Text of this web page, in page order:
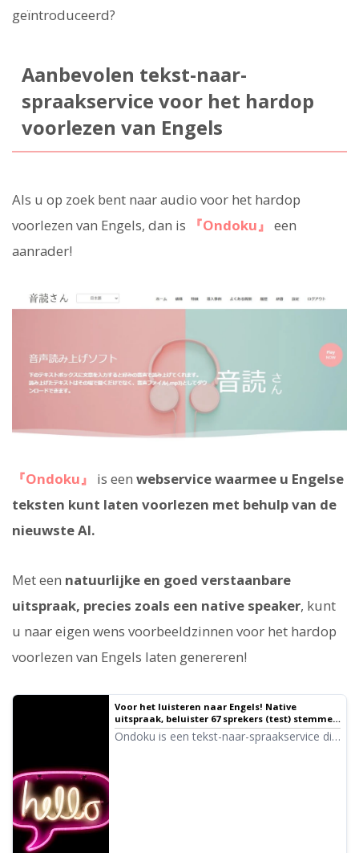
geïntroduceerd?
Aanbevolen tekst-naar-
spraakservice voor het hardop
voorlezen van Engels
Als u op zoek bent naar audio voor het hardop
voorlezen van Engels, dan is
『Ondoku』 een
aanrader!
『Ondoku』 is een webservice waarmee u Engelse
teksten kunt laten voorlezen met behulp van de
nieuwste AI.
Met een natuurlijke en goed verstaanbare
uitspraak, precies zoals een native speaker, kunt
u naar eigen wens voorbeeldzinnen voor het hardop
voorlezen van Engels laten genereren!
Voor het luisteren naar Engels! Native
uitspraak, beluister 67 sprekers (test) stemmen
van vrouwen, mannen, meisjes en jongens! |
Tekst-naar-spraaksoftware Ondoku
Ondoku is een tekst-naar-spraakservice die